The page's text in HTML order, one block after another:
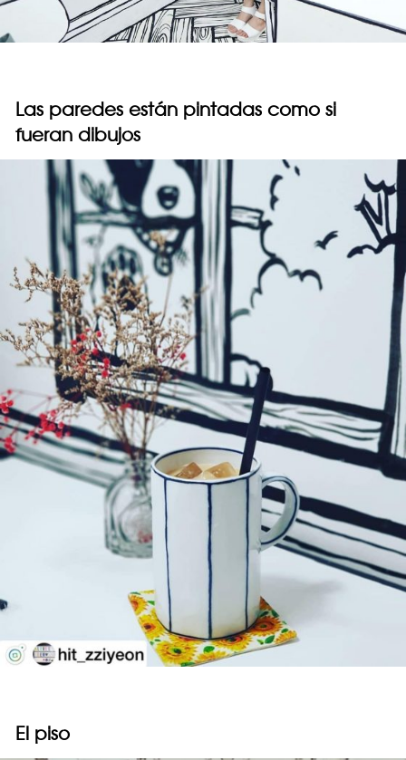
Las paredes están pintadas como si
fueran dibujos
El piso